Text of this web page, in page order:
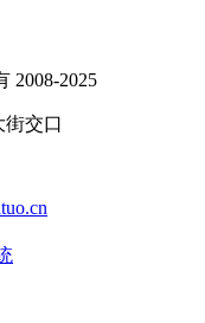
2008-2025
交口